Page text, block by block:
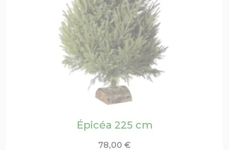
Épicéa 225 cm
78,00 €